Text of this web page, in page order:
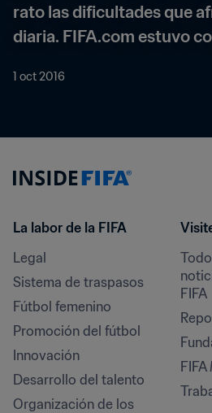
rato las dificultades que
diaria. FIFA.com estuvo
1 oct 2016
La labor de la FIFA
Legal
Sistema de traspasos
Fútbol femenino
Promoción del fútbol
Innovación
Desarrollo del talento
Organización de los
FIFA